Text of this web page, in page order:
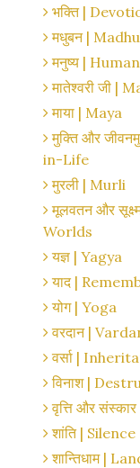
भक्ति |
मधुबन |
मनुष्य |
मातेश्वरी जी |
माया | Maya
मुक्ति और
in-Life
मुरली | Murli
मूलवतन और
Worlds
यज्ञ | Yagya
याद |
योग | Yoga
वरदान |
वर्सा |
विनाश |
वृत्ति और
शांति | Silence
शान्तिधाम |